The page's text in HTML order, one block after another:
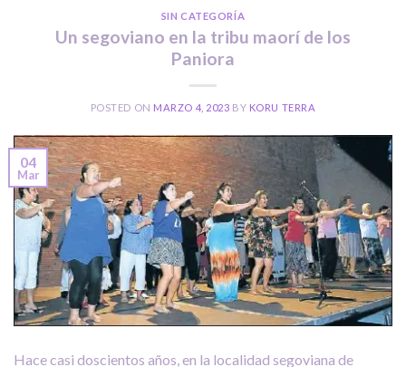
SIN CATEGORÍA
Un segoviano en la tribu maorí de los
Paniora
POSTED ON MARZO 4, 2023 BY KORU TERRA
04
Mar
Hace casi doscientos años, en la localidad segoviana de